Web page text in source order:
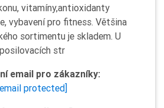
vitamíny,antioxidanty
vybavení pro fitness. Většina
sortimentu je skladem. U
posilovacích str
email pro zákazníky:
protected]